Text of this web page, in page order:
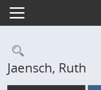
Toggle navigation
Jaensch, Ruth